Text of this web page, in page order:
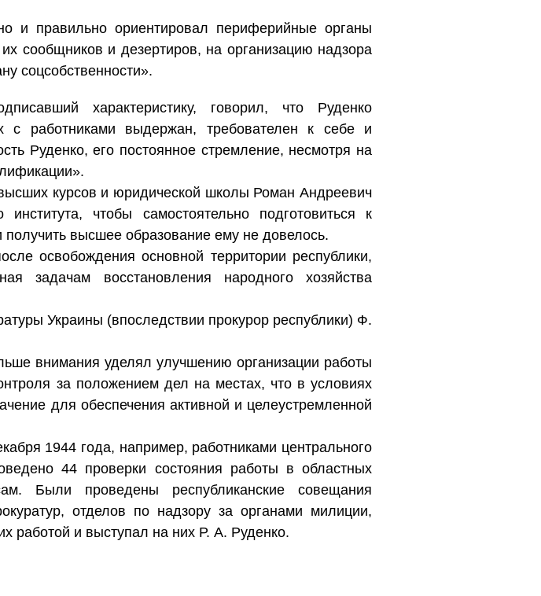
и правильно ориентировал периферийные органы
сообщников и дезертиров, на организацию надзора
соцсобственности».
характеристику, говорил, что Руденко
с работниками выдержан, требователен к себе и
Руденко, его постоянное стремление, несмотря на
курсов и юридической школы Роман Андреевич
чтобы самостоятельно подготовиться к
получить высшее образование ему не довелось.
освобождения основной территории республики,
задачам восстановления народного хозяйства
Украины (впоследствии прокурор республики) Ф.
внимания уделял улучшению организации работы
за положением дел на местах, что в условиях
для обеспечения активной и целеустремленной
1944 года, например, работниками центрального
44 проверки состояния работы в областных
Были проведены республиканские совещания
отделов по надзору за органами милиции,
работой и выступал на них Р. А. Руденко.